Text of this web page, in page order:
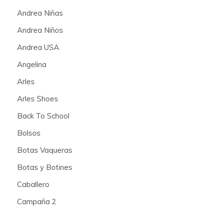
Andrea Niñas
Andrea Niños
Andrea USA
Angelina
Arles
Arles Shoes
Back To School
Bolsos
Botas Vaqueras
Botas y Botines
Caballero
Campaña 2